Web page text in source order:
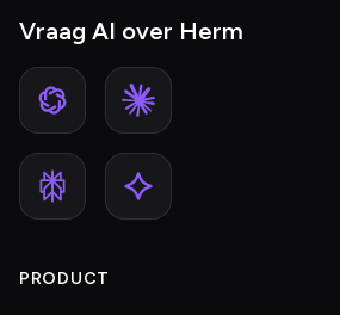
Vraag AI over Herm
PRODUCT